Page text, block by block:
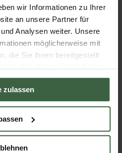
wir Informationen zu Ihrer
an unsere Partner für
Analysen weiter. Unsere
möglicherweise mit
die Sie ihnen bereitgestellt
Ihrer Nutzung der Dienste
zulassen
für den Sommer